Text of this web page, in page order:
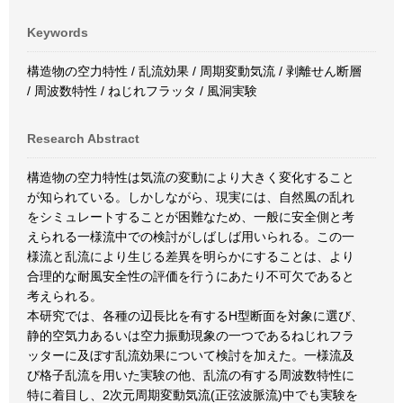
Keywords
構造物の空力特性 / 乱流効果 / 周期変動気流 / 剥離せん断層
/ 周波数特性 / ねじれフラッタ / 風洞実験
Research Abstract
構造物の空力特性は気流の変動により大きく変化すること
が知られている。しかしながら、現実には、自然風の乱れ
をシミュレートすることが困難なため、一般に安全側と考
えられる一様流中での検討がしばしば用いられる。この一
様流と乱流により生じる差異を明らかにすることは、より
合理的な耐風安全性の評価を行うにあたり不可欠であると
考えられる。
本研究では、各種の辺長比を有するH型断面を対象に選び、
静的空気力あるいは空力振動現象の一つであるねじれフラ
ッターに及ぼす乱流効果について検討を加えた。一様流及
び格子乱流を用いた実験の他、乱流の有する周波数特性に
特に着目し、2次元周期変動気流(正弦波脈流)中でも実験を